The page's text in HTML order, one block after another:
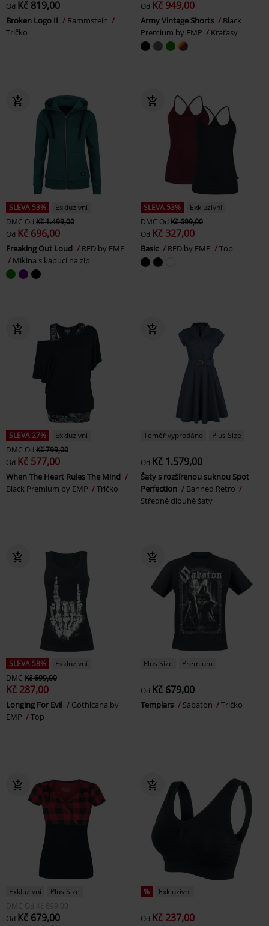
Od Kč 819,00
Broken Logo II
Rammstein
Tričko
Od Kč 949,00
Army Vintage Shorts
Black
Premium by EMP
Kraťasy
SLEVA 53%
Exkluzivní
DMC Od Kč 1.499,00
Od Kč 696,00
Freaking Out Loud
RED by EMP
Mikina s kapucí na zip
SLEVA 53%
Exkluzivní
DMC Od Kč 699,00
Od Kč 327,00
Basic RED by EMP Top
SLEVA 27%
Exkluzivní
DMC Od Kč 799,00
Od Kč 577,00
When The Heart Rules The Mind
Black Premium by EMP
Tričko
Téměř vyprodáno Plus Size
Od Kč 1.579,00
Šaty s rozšírenou suknou Spot
Perfection
Banned Retro
Středně dlouhé šaty
SLEVA 58%
Exkluzivní
DMC Kč 699,00
Kč 287,00
Longing For Evil
Gothicana by
EMP
Top
Plus Size Premium
Od Kč 679,00
Templars Sabaton Tričko
Exkluzivní
Plus Size
DMC Od Kč 699,00
Od Kč 679,00
% Exkluzivní
Od Kč 237,00